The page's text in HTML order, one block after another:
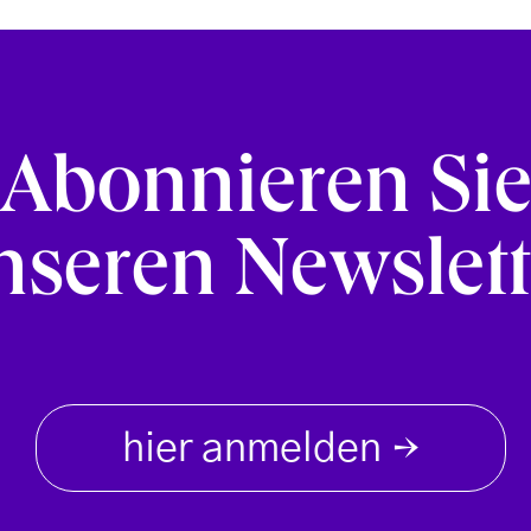
Abonnieren Sie
hier anmelden →